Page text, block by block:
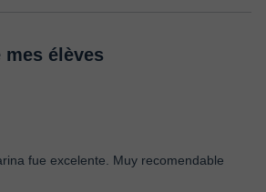
élèves
fue excelente. Muy recomendable